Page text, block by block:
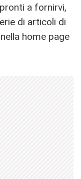
a fornirvi,
di articoli di
home page